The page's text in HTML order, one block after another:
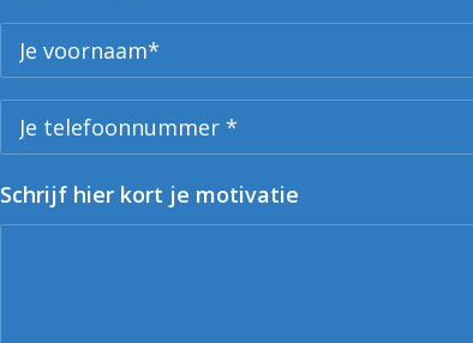
Schrijf hier kort je motivatie